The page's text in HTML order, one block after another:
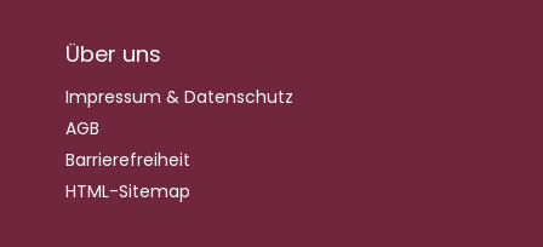
Über uns
Impressum & Datenschutz
AGB
Barrierefreiheit
HTML-Sitemap